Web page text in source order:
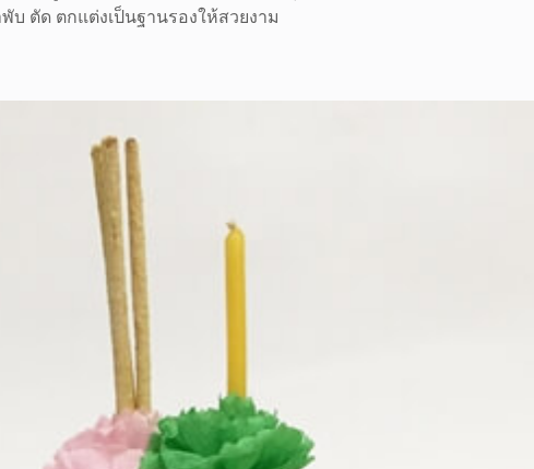
ตัด ตกแต่งเป็นฐานรองให้สวยงาม